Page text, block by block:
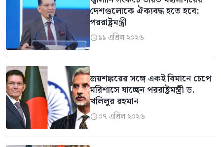
দেশগুলোকে ঐক্যবদ্ধ হতে হবে:
পররাষ্ট্রমন্ত্রী
১১ এপ্রিল ২০২৬
জয়শঙ্করের সঙ্গে একই বিমানে চেপে
মরিশাসে যাচ্ছেন পররাষ্ট্রমন্ত্রী ড.
খলিলুর রহমান
০৭ এপ্রিল ২০২৬